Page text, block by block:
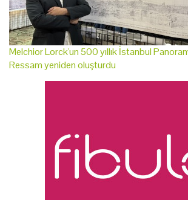
Melchior Lorck'un 500 yıllık İstanbul
Ressam yeniden oluşturdu